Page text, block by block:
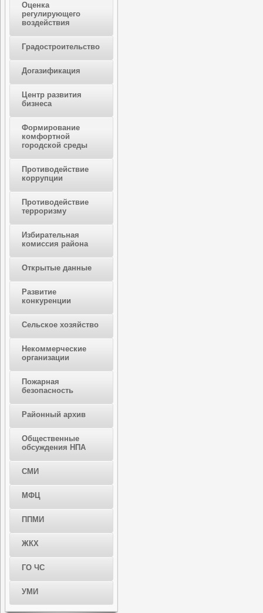
Оценка
регулирующего
воздействия
Градостроительство
Догазификация
Центр развития
бизнеса
Формирование
комфортной
городской среды
Противодействие
коррупции
Противодействие
терроризму
Избирательная
комиссия района
Открытые данные
Развитие
конкуренции
Сельское хозяйство
Некоммерческие
организации
Пожарная
безопасность
Районный архив
Общественные
обсуждения НПА
СМИ
МФЦ
ППМИ
ЖКХ
ГО ЧС
УМИ